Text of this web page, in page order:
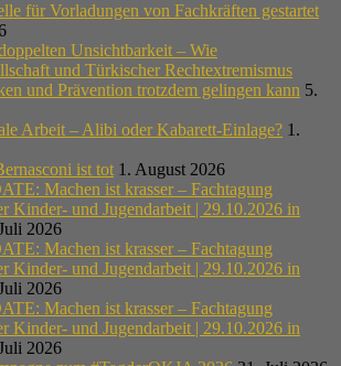
für Vorladungen von Fachkräften gestartet
Unsichtbarkeit – Wie
und Türkischer Rechtextremismus
und Prävention trotzdem gelingen kann 5.
Arbeit – Alibi oder Kabarett-Einlage? 1.
ist tot 1. August 2026
Machen ist krasser – Fachtagung
Kinder- und Jugendarbeit | 29.10.2026 in
2026
Machen ist krasser – Fachtagung
Kinder- und Jugendarbeit | 29.10.2026 in
2026
Machen ist krasser – Fachtagung
Kinder- und Jugendarbeit | 29.10.2026 in
2026